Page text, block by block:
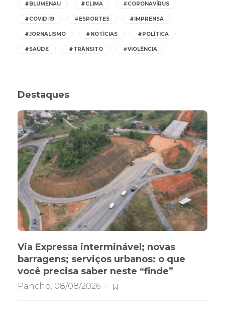
#BLUMENAU #CLIMA #CORONAVÍRUS
#COVID-19 #ESPORTES #IMPRENSA
#JORNALISMO #NOTÍCIAS #POLÍTICA
#SAÚDE #TRÂNSITO #VIOLÊNCIA
Destaques
Via Expressa interminável; novas
barragens; serviços urbanos: o que
você precisa saber neste “finde”
Pancho 08/08/2026